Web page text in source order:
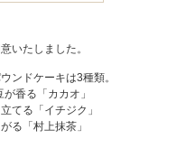
いたしました。
ンドケーキは3種類。
香る「カカオ」
てる「イチジク」
る「村上抹茶」